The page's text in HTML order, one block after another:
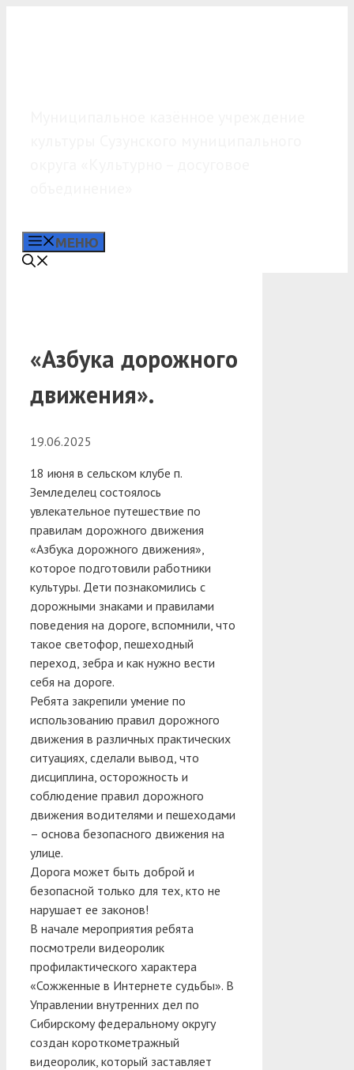
МЕНЮ
«Азбука дорожного
движения».
19.06.2025
18 июня в сельском клубе п.
Земледелец состоялось
увлекательное путешествие по
правилам дорожного движения
«Азбука дорожного движения»,
которое подготовили работники
культуры. Дети познакомились с
дорожными знаками и правилами
поведения на дороге, вспомнили, что
такое светофор, пешеходный
переход, зебра и как нужно вести
себя на дороге.
Ребята закрепили умение по
использованию правил дорожного
движения в различных практических
ситуациях, сделали вывод, что
дисциплина, осторожность и
соблюдение правил дорожного
движения водителями и пешеходами
– основа безопасного движения на
улице.
Дорога может быть доброй и
безопасной только для тех, кто не
нарушает ее законов!
В начале мероприятия ребята
посмотрели видеоролик
профилактического характера
«Сожженные в Интернете судьбы». В
Управлении внутренних дел по
Сибирскому федеральному округу
создан короткометражный
видеоролик, который заставляет